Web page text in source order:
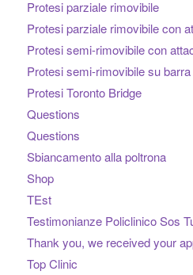
Protesi parziale rimovibile
Protesi parziale rimovibile con
Protesi semi-rimovibile con
Protesi semi-rimovibile su barra
Protesi Toronto Bridge
Questions
Questions
Sbiancamento alla poltrona
Shop
TEst
Testimonianze Policlinico Sos
Thank you, we received your
Top Clinic